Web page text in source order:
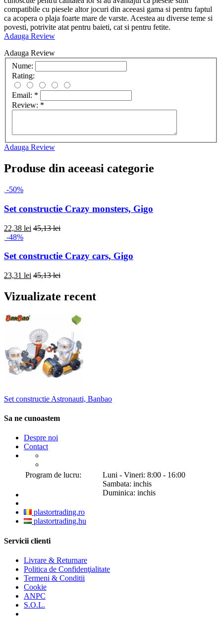
compatibile cu piesele altor jocuri din aceeasi gama si pentru faptul
ca acopera o plaja foarte mare de varste. Acestea au diverse teme si
povesti, potrivite atat pentru baieti, cat si pentru fetite.
Adauga Review
Adauga Review
Nume:
Rating:
Email: *
Review: *
Adauga Review
Produse din aceeasi categorie
-50%
Set constructie Crazy monsters, Gigo
22,38 lei 45,13 lei
-48%
Set constructie Crazy cars, Gigo
23,31 lei 45,13 lei
Vizualizate recent
Set constructie Astronauti, Banbao
Sa ne cunoastem
Despre noi
Contact
Program de lucru:
Luni - Vineri: 8:00 - 16:00
Sambata: inchis
Duminica: inchis
plastortrading.ro
plastortrading.hu
Servicii clienti
Livrare & Returnare
Politica de Confidenţialitate
Termeni & Conditii
Cookie
ANPC
S.O.L.